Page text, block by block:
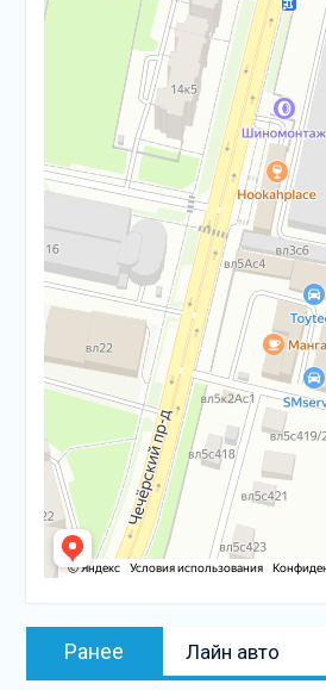
Навигация
Ранее
Предыдущая
запись:
Лайн авто